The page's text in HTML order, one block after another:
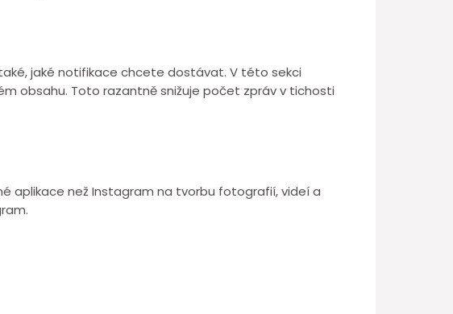
jaké notifikace chcete dostávat. V této sekci
obsahu. Toto razantně snižuje počet zpráv v tichosti
aplikace než Instagram na tvorbu fotografií, videí a